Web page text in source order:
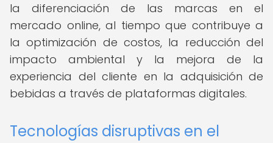
la diferenciación de las marcas en el
mercado online, al tiempo que contribuye a
la optimización de costos, la reducción del
impacto ambiental y la mejora de la
experiencia del cliente en la adquisición de
bebidas a través de plataformas digitales.
Tecnologías disruptivas en el